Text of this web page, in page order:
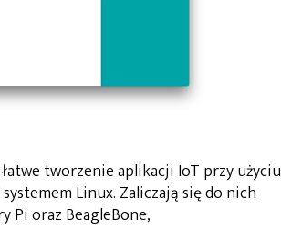
tworzenie aplikacji IoT przy użyciu
Linux. Zaliczają się do nich
Pi oraz BeagleBone,